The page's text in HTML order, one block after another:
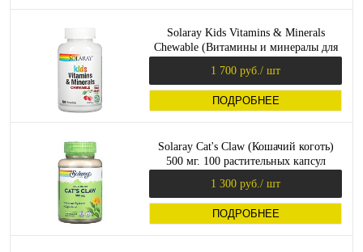
Solaray Kids Vitamins & Minerals
Chewable (Витамины и минералы для
1 700 руб. / шт
ПОДРОБНЕЕ
Solaray Cat's Claw (Кошачий коготь)
500 мг. 100 растительных капсул
1 300 руб. / шт
ПОДРОБНЕЕ